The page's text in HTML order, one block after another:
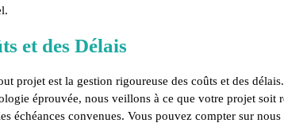
et des Délais
projet est la gestion rigoureuse des coûts et des
éprouvée, nous veillons à ce que votre projet soit
échéances convenues. Vous pouvez compter sur